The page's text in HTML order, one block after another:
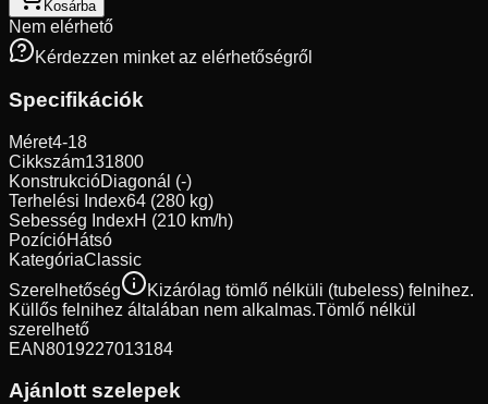
Kosárba
Nem elérhető
Kérdezzen minket az elérhetőségről
Specifikációk
Méret4-18
Cikkszám131800
KonstrukcióDiagonál (-)
Terhelési Index64 (280 kg)
Sebesség IndexH (210 km/h)
PozícióHátsó
KategóriaClassic
Szerelhetőség
Kizárólag tömlő nélküli (tubeless) felnihez.
Küllős felnihez általában nem alkalmas.Tömlő nélkül
szerelhető
EAN8019227013184
Ajánlott szelepek